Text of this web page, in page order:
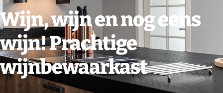
Vacatures
Contact
Wijn, wijn en nog eens
wijn! Prachtige
wijnbewaarkast